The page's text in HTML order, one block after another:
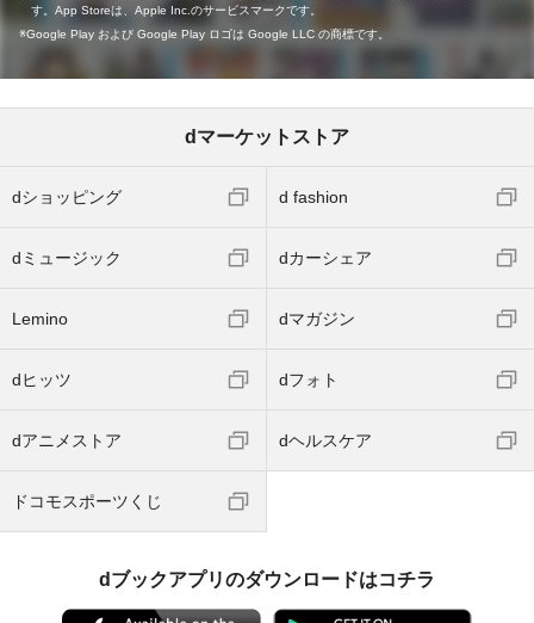
す。App Storeは、Apple Inc.のサービスマークです。
Google Play および Google Play ロゴは Google LLC の商標です。
dマーケットストア
dショッピング d fashion
dミュージック dカーシェア
Lemino dマガジン
dヒッツ dフォト
dアニメストア dヘルスケア
ドコモスポーツくじ
dブックアプリのダウンロードはコチラ